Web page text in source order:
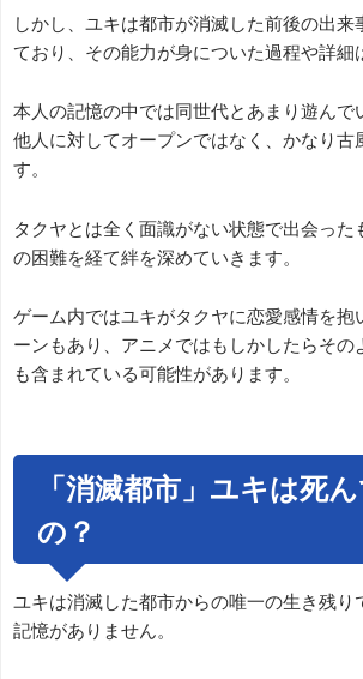
しかし、ユキは都市が消滅した前後の出来
ており、その能力が身についた過程や詳細
本人の記憶の中では同世代とあまり遊んで
他人に対してオープンではなく、かなり古
す。
タクヤとは全く面識がない状態で出会った
の困難を経て絆を深めていきます。
ゲーム内ではユキがタクヤに恋愛感情を抱
ーンもあり、アニメではもしかしたらその
も含まれている可能性があります。
「消滅都市」ユキは死
の？
ユキは消滅した都市からの唯一の生き残り
記憶がありません。